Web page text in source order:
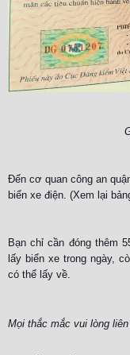
Đến cơ quan công an
biển xe điện. (Xem lại
Bạn chỉ cần đóng thêm
lấy biển xe trong ngày,
có thể lấy về.
Mọi thắc mắc vui lòng liên